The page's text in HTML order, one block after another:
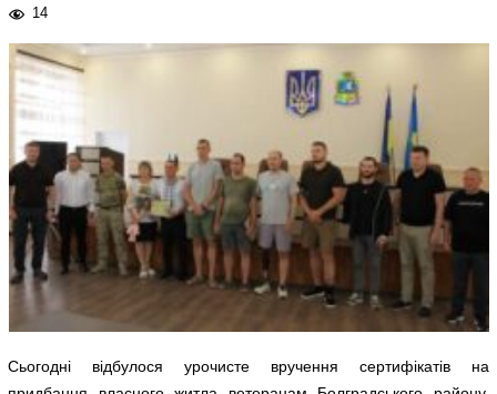
14
Сьогодні відбулося урочисте вручення сертифікатів на